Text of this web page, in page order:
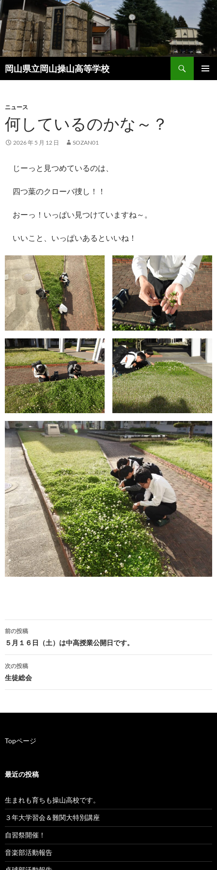
コ
ン
テ
ン
ツ
へ
ス
プ
岡山県立岡山操山高等学校
検
索
ニュース
何しているのかな～？
2026 年 5 月 12 日 SOZAN01
じーっと見つめているのは、
四つ葉のクローバ捜し！！
おーっ！いっぱい見つけていますね～。
いいこと、いっぱいあるといいね！
投
稿
ナ
ゲ
シ
ン
前の投稿
５月１６日（土）は中高授業公開日です。
次の投稿
生徒総会
Topページ
最近の投稿
生まれも育ちも操山高校です。
３年大学習会＆難関大特別講座
自習祭開催！
音楽部活動報告